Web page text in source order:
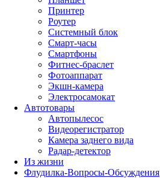
Принтер
Роутер
Системный блок
Смарт-часы
Смартфоны
Фитнес-браслет
Фотоаппарат
Экшн-камера
Электросамокат
Автотовары
Автопылесос
Видеорегистратор
Камера заднего вида
Радар-детектор
Из жизни
Флудилка-Вопросы-Обсуждения